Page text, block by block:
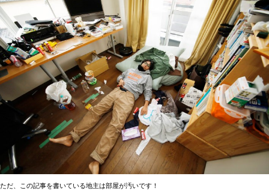
ただ、この記事を書いている地主は部屋が汚いです！